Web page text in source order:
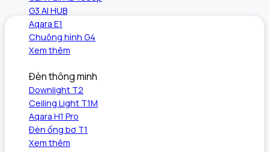
G3 AI HUB
Aqara E1
Chuông hình G4
Xem thêm
Đèn thông minh
Downlight T2
Ceiling Light T1M
Aqara H1 Pro
Đèn ống bơ T1
Xem thêm